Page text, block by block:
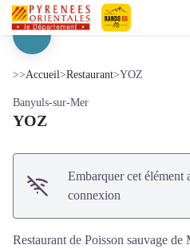
YOZ
>>Accueil>Restaurant>YOZ
Banyuls-sur-Mer
YOZ
Embarquer cet élément
connexion
Restaurant de Poisson sauvage